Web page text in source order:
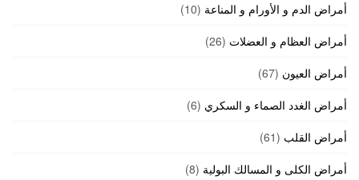
أمراض الدم و الأورام و المناعة (10)
أمراض العظام و العضلات (26)
أمراض العيون (67)
أمراض الغدد الصماء و السكري (6)
أمراض القلب (61)
أمراض الكلى و المسالك البولية (8)